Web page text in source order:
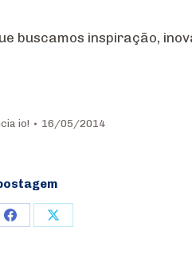
buscamos inspiração,
io! 16/05/2014
Share Share